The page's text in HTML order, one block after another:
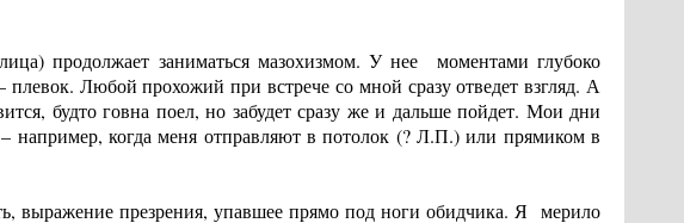
продолжает заниматься мазохизмом. У нее моментами глубоко
Любой прохожий при встрече со мной сразу отведет взгляд. А
будто говна поел, но забудет сразу же и дальше пойдет. Мои дни
например, когда меня отправляют в потолок (? Л.П.) или прямиком в
выражение презрения, упавшее прямо под ноги обидчика. Я мерило